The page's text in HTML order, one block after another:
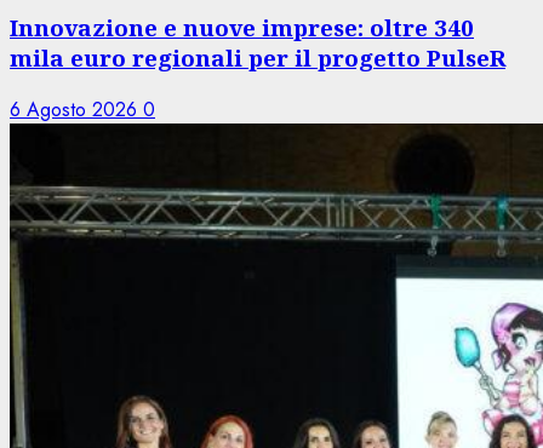
Innovazione e nuove imprese: oltre 340
mila euro regionali per il progetto PulseR
6 Agosto 2026 0